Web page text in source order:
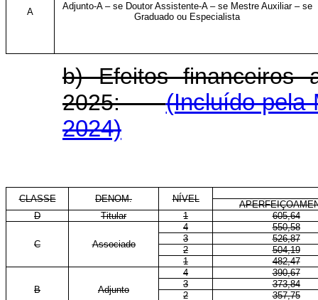
A
Adjunto-A – se Doutor Assistente-A – se Mestre Auxiliar – se
Graduado ou Especialista
b) Efeitos
2025:(Incluído pela
2024)
CLASSE DENOM. NÍVEL
D
Titular 1 605,64
C Associado
4
550,58
3
526,87
2
504,19
1
482,47
B Adjunto
4
390,67
3
373,84
2
357,75